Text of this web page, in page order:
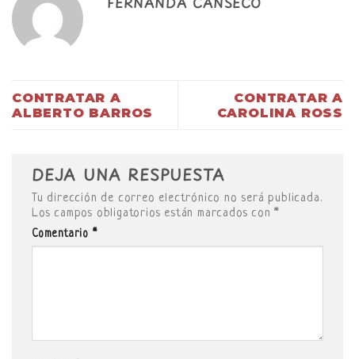
CONTRATAR A
ALBERTO BARROS
CONTRATAR A
CAROLINA ROSS
DEJA UNA RESPUESTA
Tu dirección de correo electrónico no será publicada.
Los campos obligatorios están marcados con*
Comentario *